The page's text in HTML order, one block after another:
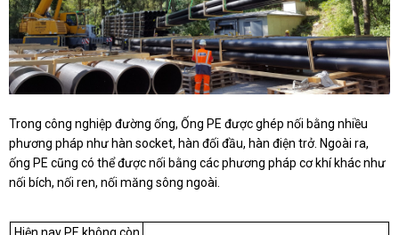
Trong công nghiệp đường ống, Ống PE được ghép nối bằng nhiều
phương pháp như hàn socket, hàn đối đầu, hàn điện trở. Ngoài ra,
ống PE cũng có thể được nối bằng các phương pháp cơ khí khác như
nối bích, nối ren, nối măng sông ngoài.